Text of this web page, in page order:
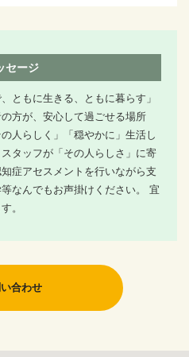
セージ
ともに生きる、ともに暮らす」
方が、安心して過ごせる場所
人らしく」「穏やかに」生活し
タッフが「その人らしさ」に寄
症アセスメントを行いながら支
なんでもお声掛けください。 宜
。
合わせ